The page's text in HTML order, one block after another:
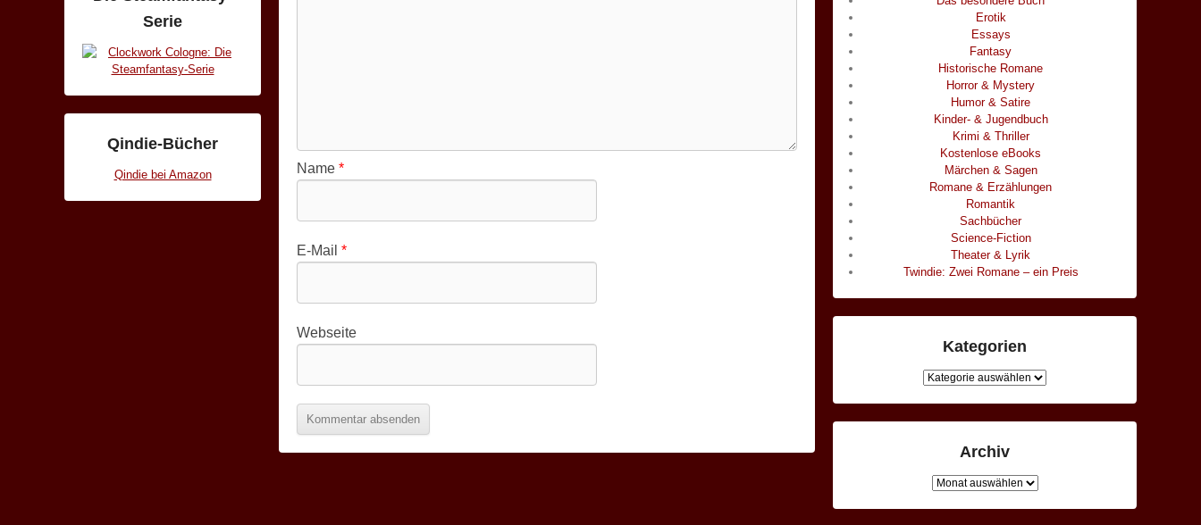
Name *
E-Mail *
Webseite
Erotik
Essays
Fantasy
Historische Romane
Horror & Mystery
Humor & Satire
Kinder- & Jugendbuch
Krimi & Thriller
Kostenlose eBooks
Märchen & Sagen
Romane & Erzählungen
Romantik
Sachbücher
Science-Fiction
Theater & Lyrik
Twindie: Zwei Romane – ein Preis
Kategorien
Kategorien
Archiv
Archiv
Serie
Qindie-Bücher
Qindie bei Amazon